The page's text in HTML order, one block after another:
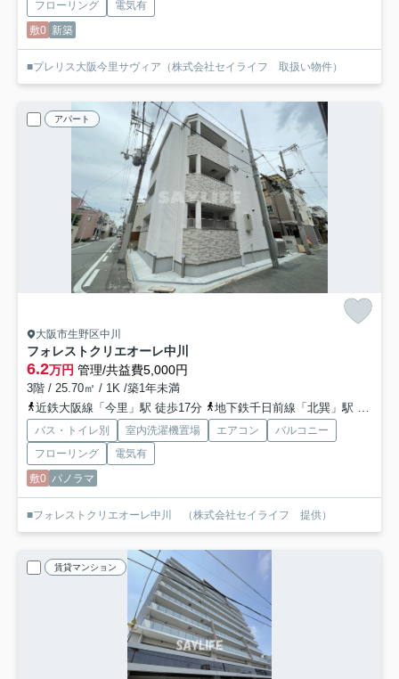
フローリング
電気有
敷0 新築
■プレリス大阪今里サヴィア（株式会社セイライフ 取扱い物件）
アパート
大阪市生野区中川
フォレストクリエオーレ中川
6.2万円 管理/共益費5,000円
3階 / 25.70㎡ / 1K /築1年未満
近鉄大阪線「今里」駅 徒歩17分
地下鉄千日前線「北巽」駅 徒歩16分
バス・トイレ別 室内洗濯機置場 エアコン
バルコニー
フローリング
電気有
敷0 パノラマ
■フォレストクリエオーレ中川 （株式会社セイライフ 提供）
賃貸マンション